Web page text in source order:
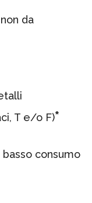
da
T e/o F)*
consumo